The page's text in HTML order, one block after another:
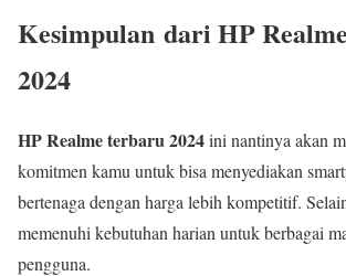
Kesimpulan dari HP
2024
HP Realme terbaru 2024ini nantinya akan
komitmen kamu untuk bisa menyediakan
bertenaga dengan harga lebih kompetitif.
memenuhi kebutuhan harian untuk berbagai
pengguna.